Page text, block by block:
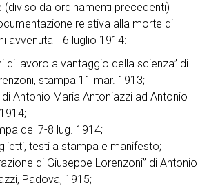
(diviso da ordinamenti precedenti)
relativa alla morte di
avvenuta il 6 luglio 1914:
di lavoro a vantaggio della scienza” di
stampa 11 mar. 1913;
Antonio Maria Antoniazzi ad Antonio
del 7-8 lug. 1914;
testi a stampa e manifesto;
di Giuseppe Lorenzoni” di Antonio
Padova, 1915;